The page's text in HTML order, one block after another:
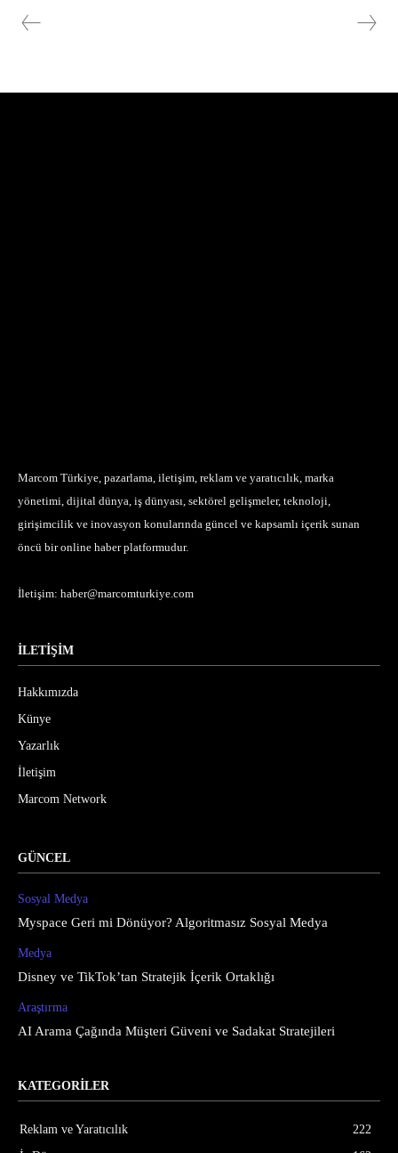
Marcom Türkiye, pazarlama, iletişim, reklam ve yaratıcılık, marka
yönetimi, dijital dünya, iş dünyası, sektörel gelişmeler, teknoloji,
girişimcilik ve inovasyon konularında güncel ve kapsamlı içerik sunan
öncü bir online haber platformudur.
İletişim: haber@marcomturkiye.com
İLETİŞİM
Hakkımızda
Künye
Yazarlık
İletişim
Marcom Network
GÜNCEL
Sosyal Medya
Myspace Geri mi Dönüyor? Algoritmasız Sosyal Medya
Medya
Disney ve TikTok’tan Stratejik İçerik Ortaklığı
Araştırma
AI Arama Çağında Müşteri Güveni ve Sadakat Stratejileri
KATEGORİLER
Reklam ve Yaratıcılık
222